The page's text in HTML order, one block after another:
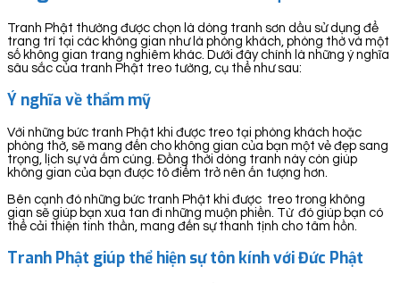
Tranh Phật thường được chọn là dòng tranh sơn dầu sử dụng để
trang trí tại các không gian như là phòng khách, phòng thờ và một
số không gian trang nghiêm khác. Dưới đây chính là những ý nghĩa
sâu sắc của tranh Phật treo tường, cụ thể như sau:
Ý nghĩa về thẩm mỹ
Với những bức tranh Phật khi được treo tại phòng khách hoặc
phòng thờ, sẽ mang đến cho không gian của bạn một vẻ đẹp sang
trọng, lịch sự và ấm cúng. Đồng thời dòng tranh này còn giúp
không gian của bạn được tô điểm trở nên ấn tượng hơn.
Bên cạnh đó những bức tranh Phật khi được treo trong không
gian sẽ giúp bạn xua tan đi những muộn phiền. Từ đó giúp bạn có
thể cải thiện tinh thần, mang đến sự thanh tịnh cho tâm hồn.
Tranh Phật giúp thể hiện sự tôn kính với Đức Phật